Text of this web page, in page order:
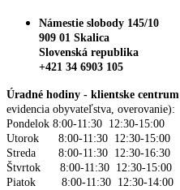
Námestie slobody 145/10
909 01 Skalica
Slovenská republika
+421 34 6903 105
Úradné hodiny - klientske centrum
evidencia obyvateľstva, overovanie):
Pondelok 8:00-11:30 12:30-15:00
Utorok 8:00-11:30 12:30-15:00
Streda 8:00-11:30 12:30-16:30
Štvrtok 8:00-11:30 12:30-15:00
Piatok 8:00-11:30 12:30-14:00